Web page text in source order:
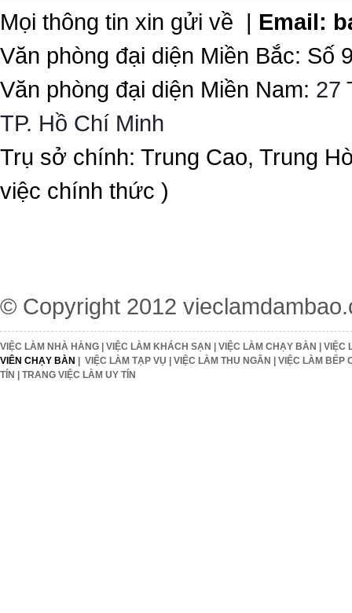
Mọi thông tin xin gửi về | Email:
Văn phòng đại diện Miền Bắc:
Văn phòng đại diện Miền Nam: 27
TP. Hồ Chí Minh
Trụ sở chính: Trung Cao, Trung
việc chính thức )
© Copyright 2012
VIỆC LÀM NHÀ HÀNG | VIỆC LÀM KHÁCH SẠN | VIỆC LÀM CHẠY BÀN | VIỆC
VIÊN CHẠY BÀN | VIỆC LÀM TẠP VỤ | VIỆC LÀM THU NGÂN | VIỆC LÀM BẾP
TÍN | TRANG VIỆC LÀM UY TÍN